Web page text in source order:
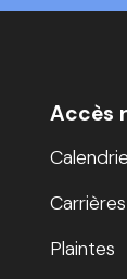
Accès
Plaintes